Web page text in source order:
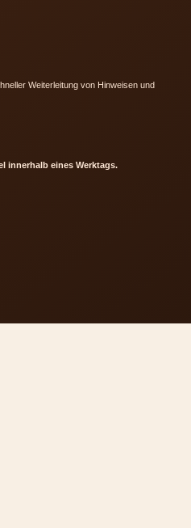
Weiterleitung von Hinweisen und
innerhalb eines Werktags.